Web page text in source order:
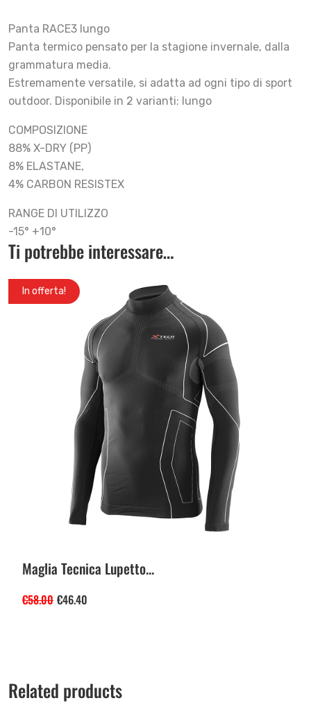
Panta RACE3 lungo
Panta termico pensato per la stagione invernale, dalla
grammatura media.
Estremamente versatile, si adatta ad ogni tipo di sport
outdoor. Disponibile in 2 varianti: lungo
COMPOSIZIONE
88% X-DRY (PP)
8% ELASTANE,
4% CARBON RESISTEX
RANGE DI UTILIZZO
-15° +10°
Ti potrebbe interessare…
In offerta!
Maglia Tecnica Lupetto...
€58.00 €46.40
Related products